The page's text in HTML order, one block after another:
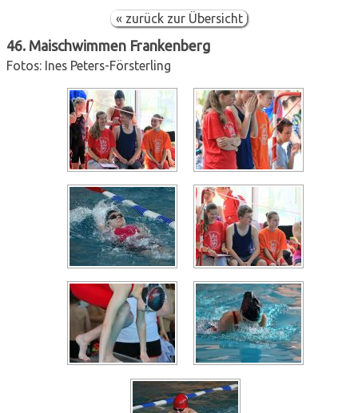
« zurück zur Übersicht
46. Maischwimmen Frankenberg
Fotos: Ines Peters-Försterling